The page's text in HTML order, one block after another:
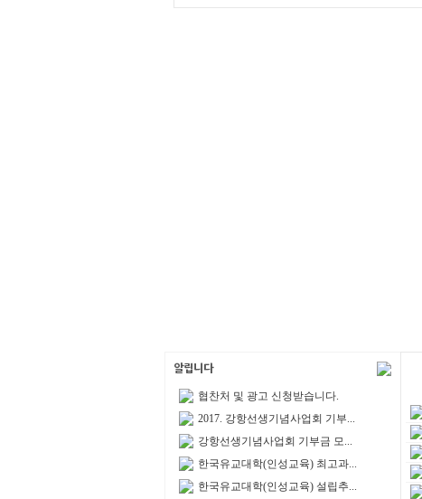
협찬처 및 광고 신청받습니다.
2017. 강항선생기념사업회 기부...
강항선생기념사업회 기부금 모...
한국유교대학(인성교육) 최고과...
한국유교대학(인성교육) 설립추...